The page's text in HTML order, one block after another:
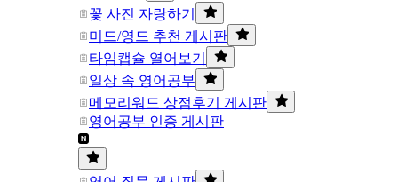
꽃 사진 자랑하기
미드/영드 추천 게시판
타임캡슐 열어보기
일상 속 영어공부
메모리워드 상점후기 게시판
영어공부 인증 게시판